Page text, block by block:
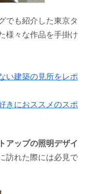
でも紹介した東京タ
様々な作品を手掛け
い建築の見所をレポ
きにおススメのスポ
アップの照明デザイ
訪れた際には必見で